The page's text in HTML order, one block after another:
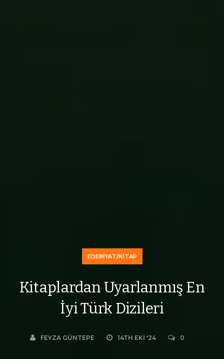
EDEBIYAT/KITAP
Kitaplardan Uyarlanmış En
İyi Türk Dizileri
FEYZA GÜNTEPE 14TH EKI '24 0